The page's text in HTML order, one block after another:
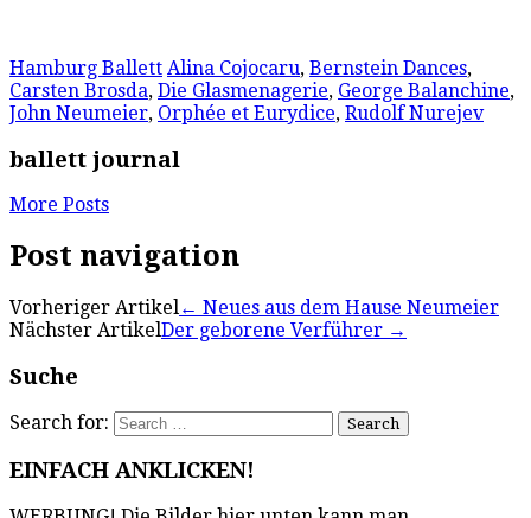
Hamburg Ballett Alina Cojocaru, Bernstein Dances,
Carsten Brosda, Die Glasmenagerie, George Balanchine,
John Neumeier, Orphée et Eurydice, Rudolf Nurejev
ballett journal
More Posts
Post navigation
Vorheriger Artikel← Neues aus dem Hause Neumeier
Nächster ArtikelDer geborene Verführer →
Suche
Search for:
EINFACH ANKLICKEN!